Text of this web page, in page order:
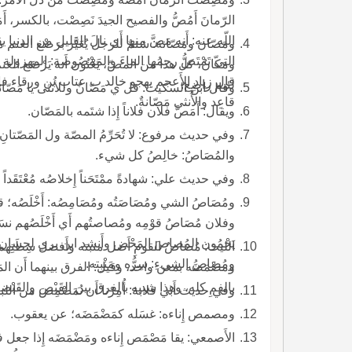
الرّمانَ أَمُصُّ والفصيح الجيدَ
التي تَمْتَصُّ رحِمُها الماءَ والمَمْصُوصة:
قال زياد الأَعجم يهجو خالد ب عتاب بن
قاعِد والأُنثى مَصّانةٌ.
ومَصّان ومَصّانة: شتمٌ للرجل يُعَيَّر برَضْع الغنم
ومَكّانٌ، كل هذا من المصّ، يَعْنُون أَنه يَرْضَع
لئيم راضِع.
وقال ابن السكيت: قل ي مَصّانُ وللأُنثى يا
ويقال: أَمَصَّ فلان فلاناً إِذا شتَمه بالمَصّان.
وفي حديث مرفوع: لا تُحَرِّمُ المصّة ول المَصّتانِ
والمُصَاصُ: خالِصُ كل شيء.
وفي حديث علي: شهادةً ممْتَحَناً إِخلاصُه
ومُصَاصُ الشي ومُصَاصَتُه ومُصَامِصُه: أَخْلَصُه؛
وفلان مُصَاصُ قوْمِه ومُصاصتُهم أَي
ومُصَاصُ الشيءِ: سِرُّه ومَنْبِته.
الليث: مُصَاصُ القومِ أَصل منبته
ومضْمَضَه بمعن واحد، وقيل: الفرق بينهما
بالفمِ كله، وهذا شبيه بالفرق بين القَبْص
وفي حديث أَبي قلابة: أُمِرْنا أَن نُمَصْمِصَ من
ومصمص إِناءه: غسَله كمَضْمَضَه؛ عن يعقوب.
الأَصمعي: يقا مَصْمَص إِناءه ومَضْمَضَه إِذا جعل